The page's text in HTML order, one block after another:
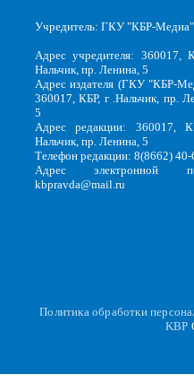
Учредитель: ГКУ "КБР-Медиа"
Адрес учредителя: 360017,
Нальчик, пр. Ленина, 5
Адрес издателя (ГКУ "КБР-
360017, КБР, г .Нальчик, пр.
5
Адрес редакции: 360017,
Нальчик, пр. Ленина, 5
Телефон редакции: 8(8662)
Адрес электронной
kbpravda@mail.ru
Политика обработки
KBP